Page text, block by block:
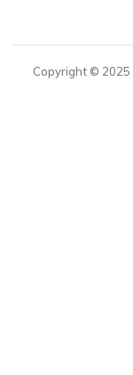
Copyright © 2025